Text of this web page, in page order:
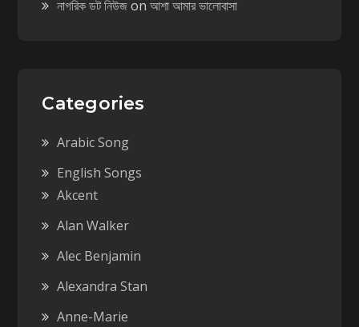
নাগরিক ডট নিউজonআশা আমার ভালোবাসা
Categories
Arabic Song
English Songs
Akcent
Alan Walker
Alec Benjamin
Alexandra Stan
Anne-Marie